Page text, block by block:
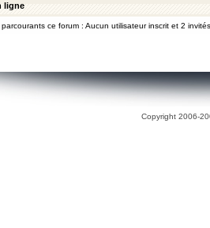
ligne
parcourants ce forum : Aucun utilisateur inscrit et 2 invités
Copyright 2006-